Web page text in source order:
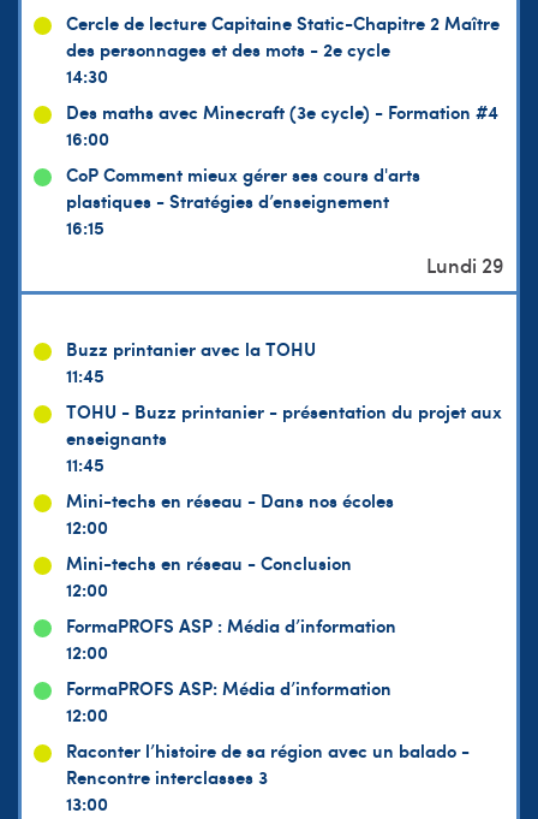
Cercle de lecture Capitaine Static-Chapitre 2 Maître
des personnages et des mots - 2e cycle
14:30
Des maths avec Minecraft (3e cycle) - Formation #4
16:00
CoP Comment mieux gérer ses cours d'arts
plastiques - Stratégies d’enseignement
16:15
Buzz printanier avec la TOHU
11:45
TOHU - Buzz printanier - présentation du projet aux
enseignants
11:45
Mini-techs en réseau - Dans nos écoles
12:00
Mini-techs en réseau - Conclusion
12:00
FormaPROFS ASP : Média d’information
12:00
FormaPROFS ASP: Média d’information
12:00
Raconter l’histoire de sa région avec un balado -
Rencontre interclasses 3
13:00